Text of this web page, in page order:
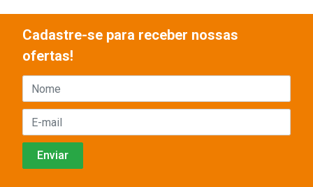
Cadastre-se para receber nossas
ofertas!